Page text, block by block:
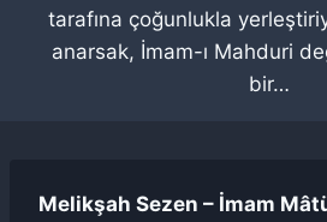
tarafına çoğunlukla
anarsak, İmam-ı Mahduri
bir…
Melikşah Sezen – İmam